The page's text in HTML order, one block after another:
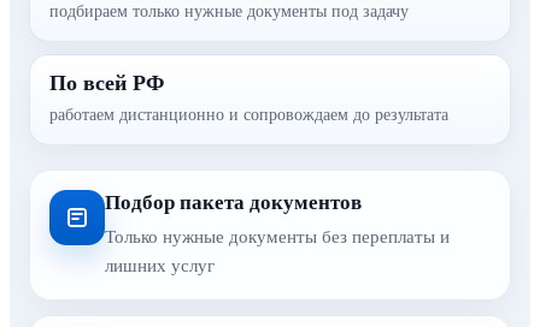
подбираем только нужные документы под задачу
По всей РФ
работаем дистанционно и сопровождаем до результата
Подбор пакета документов
Только нужные документы без переплаты и
лишних услуг